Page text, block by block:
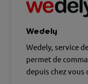
Wedely
Wedely, service
permet de
depuis chez vous